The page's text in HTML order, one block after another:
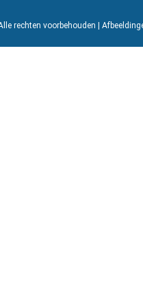
rechten voorbehouden |